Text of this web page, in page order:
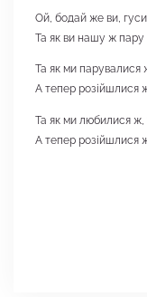
Ой, бодай же ви, гуси
Та як ви нашу ж пару
Та як ми парувалися
А тепер розійшлися
Та як ми любилися ж,
А тепер розійшлися